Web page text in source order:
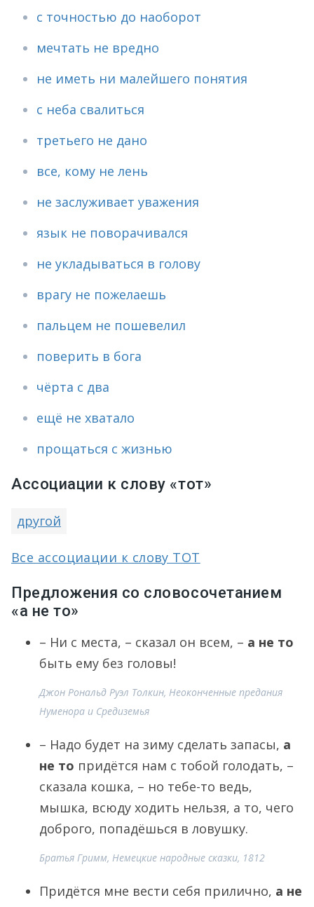
с точностью до наоборот
мечтать не вредно
не иметь ни малейшего понятия
с неба свалиться
третьего не дано
все, кому не лень
не заслуживает уважения
язык не поворачивался
не укладываться в голову
врагу не пожелаешь
пальцем не пошевелил
поверить в бога
чёрта с два
ещё не хватало
прощаться с жизнью
Ассоциации к слову «тот»
другой
Все ассоциации к слову ТОТ
Предложения со словосочетанием
«а не то»
– Ни с места, – сказал он всем, – а не то
быть ему без головы!
Джон Рональд Руэл Толкин, Неоконченные предания
Нуменора и Средиземья
– Надо будет на зиму сделать запасы, а
не то придётся нам с тобой голодать, –
сказала кошка, – но тебе-то ведь,
мышка, всюду ходить нельзя, а то, чего
доброго, попадёшься в ловушку.
Братья Гримм, Немецкие народные сказки, 1812
Придётся мне вести себя прилично, а не